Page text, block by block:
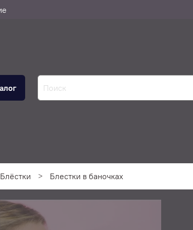
Блёстки Блестки в баночках